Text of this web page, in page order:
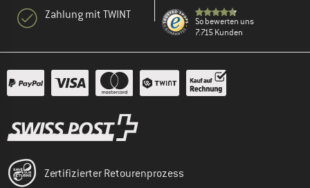
Zahlung mit TWINT
So bewerten uns
7.715 Kunden
Zertifizierter Retourenprozess